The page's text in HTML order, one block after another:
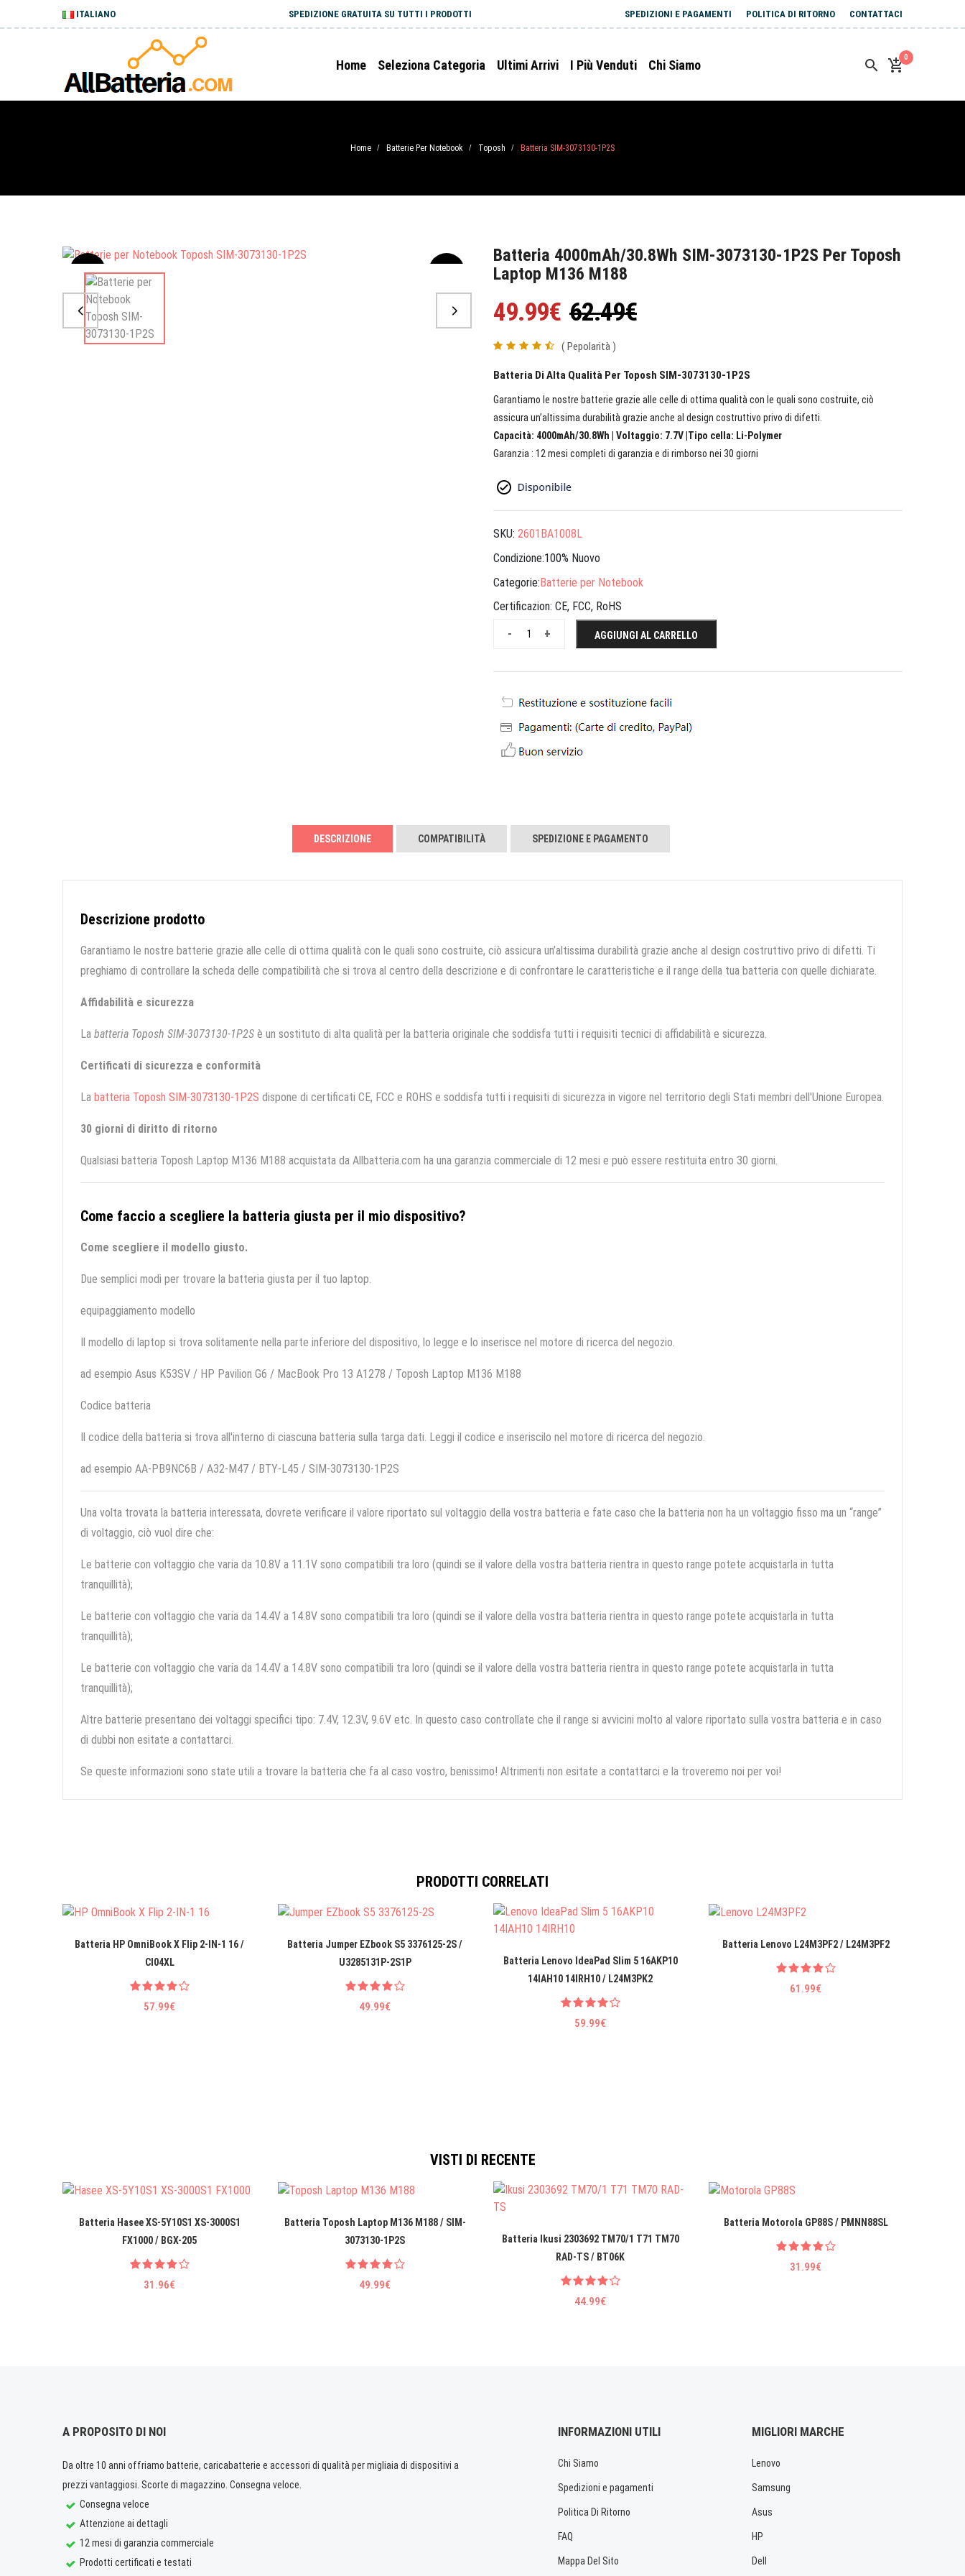
ITALIANO SPEDIZIONE GRATUITA SU TUTTI I PRODOTTI SPEDIZIONI E PAGAMENTI POLITICA DI RITORNO CONTATTACI
Home Seleziona Categoria Ultimi Arrivi I Più Venduti Chi Siamo
0
Home / Batterie Per Notebook / Toposh / Batteria SIM-3073130-1P2S
Sale
Batteria 4000mAh/30.8Wh SIM-3073130-1P2S Per Toposh
Laptop M136 M188
49.99€ 62.49€
( Pepolarità )
Batteria Di Alta Qualità Per Toposh SIM-3073130-1P2S
Garantiamo le nostre batterie grazie alle celle di ottima qualità con le quali sono costruite, ciò
assicura un’altissima durabilità grazie anche al design costruttivo privo di difetti.
Capacità: 4000mAh/30.8Wh | Voltaggio: 7.7V |Tipo cella: Li-Polymer
Garanzia : 12 mesi completi di garanzia e di rimborso nei 30 giorni
SKU: 2601BA1008L
Condizione:100% Nuovo
Categorie:Batterie per Notebook
Certificazion: CE, FCC, RoHS
+
- AGGIUNGI AL CARRELLO
DESCRIZIONE COMPATIBILITÀ SPEDIZIONE E PAGAMENTO
Descrizione prodotto
Garantiamo le nostre batterie grazie alle celle di ottima qualità con le quali sono costruite, ciò assicura un’altissima durabilità grazie anche al design costruttivo privo di difetti. Ti
preghiamo di controllare la scheda delle compatibilità che si trova al centro della descrizione e di confrontare le caratteristiche e il range della tua batteria con quelle dichiarate.
Affidabilità e sicurezza
La batteria Toposh SIM-3073130-1P2S è un sostituto di alta qualità per la batteria originale che soddisfa tutti i requisiti tecnici di affidabilità e sicurezza.
Certificati di sicurezza e conformità
La batteria Toposh SIM-3073130-1P2S dispone di certificati CE, FCC e ROHS e soddisfa tutti i requisiti di sicurezza in vigore nel territorio degli Stati membri dell'Unione Europea.
30 giorni di diritto di ritorno
Qualsiasi batteria Toposh Laptop M136 M188 acquistata da Allbatteria.com ha una garanzia commerciale di 12 mesi e può essere restituita entro 30 giorni.
Come faccio a scegliere la batteria giusta per il mio dispositivo?
Come scegliere il modello giusto.
Due semplici modi per trovare la batteria giusta per il tuo laptop.
equipaggiamento modello
Il modello di laptop si trova solitamente nella parte inferiore del dispositivo, lo legge e lo inserisce nel motore di ricerca del negozio.
ad esempio Asus K53SV / HP Pavilion G6 / MacBook Pro 13 A1278 / Toposh Laptop M136 M188
Codice batteria
Il codice della batteria si trova all'interno di ciascuna batteria sulla targa dati. Leggi il codice e inseriscilo nel motore di ricerca del negozio.
ad esempio AA-PB9NC6B / A32-M47 / BTY-L45 / SIM-3073130-1P2S
Una volta trovata la batteria interessata, dovrete verificare il valore riportato sul voltaggio della vostra batteria e fate caso che la batteria non ha un voltaggio fisso ma un “range”
di voltaggio, ciò vuol dire che:
Le batterie con voltaggio che varia da 10.8V a 11.1V sono compatibili tra loro (quindi se il valore della vostra batteria rientra in questo range potete acquistarla in tutta
tranquillità);
Le batterie con voltaggio che varia da 14.4V a 14.8V sono compatibili tra loro (quindi se il valore della vostra batteria rientra in questo range potete acquistarla in tutta
tranquillità);
Le batterie con voltaggio che varia da 14.4V a 14.8V sono compatibili tra loro (quindi se il valore della vostra batteria rientra in questo range potete acquistarla in tutta
tranquillità);
Altre batterie presentano dei voltaggi specifici tipo: 7.4V, 12.3V, 9.6V etc. In questo caso controllate che il range si avvicini molto al valore riportato sulla vostra batteria e in caso
di dubbi non esitate a contattarci.
Se queste informazioni sono state utili a trovare la batteria che fa al caso vostro, benissimo! Altrimenti non esitate a contattarci e la troveremo noi per voi!
PRODOTTI CORRELATI
Batteria HP OmniBook X Flip 2-IN-1 16 /
CI04XL
57.99€
Batteria Jumper EZbook S5 3376125-2S /
U3285131P-2S1P
49.99€
Batteria Lenovo IdeaPad Slim 5 16AKP10
14IAH10 14IRH10 / L24M3PK2
59.99€
Batteria Lenovo L24M3PF2 / L24M3PF2
61.99€
VISTI DI RECENTE
Batteria Hasee XS-5Y10S1 XS-3000S1
FX1000 / BGX-205
31.96€
Batteria Toposh Laptop M136 M188 / SIM-
3073130-1P2S
49.99€
Batteria Ikusi 2303692 TM70/1 T71 TM70
RAD-TS / BT06K
44.99€
Batteria Motorola GP88S / PMNN88SL
31.99€
A PROPOSITO DI NOI
Da oltre 10 anni offriamo batterie, caricabatterie e accessori di qualità per migliaia di dispositivi a
prezzi vantaggiosi. Scorte di magazzino. Consegna veloce.
Consegna veloce
Attenzione ai dettagli
12 mesi di garanzia commerciale
Prodotti certificati e testati
INFORMAZIONI UTILI
Chi Siamo
Spedizioni e pagamenti
Politica Di Ritorno
FAQ
Mappa Del Sito
MIGLIORI MARCHE
Lenovo
Samsung
Asus
HP
Dell